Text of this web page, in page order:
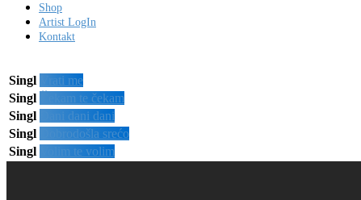
Shop
Artist LogIn
Kontakt
Singl
Vrati me
Singl
Čekam te čekam
Singl
Dani dani dani
Singl
Dobrodošla srećo
Singl
Volim te volim